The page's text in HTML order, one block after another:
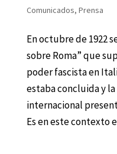
Comunicados, Prensa
En octubre de 1922
sobre Roma” que
poder fascista en
estaba concluida y
internacional
Es en este contexto